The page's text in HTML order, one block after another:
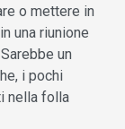
o mettere in
una riunione
un
i pochi
nella folla